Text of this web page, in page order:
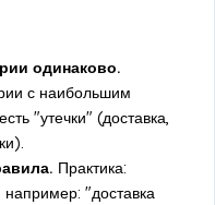
одинаково.
с наибольшим
"утечки" (доставка,
Практика:
например: "доставка